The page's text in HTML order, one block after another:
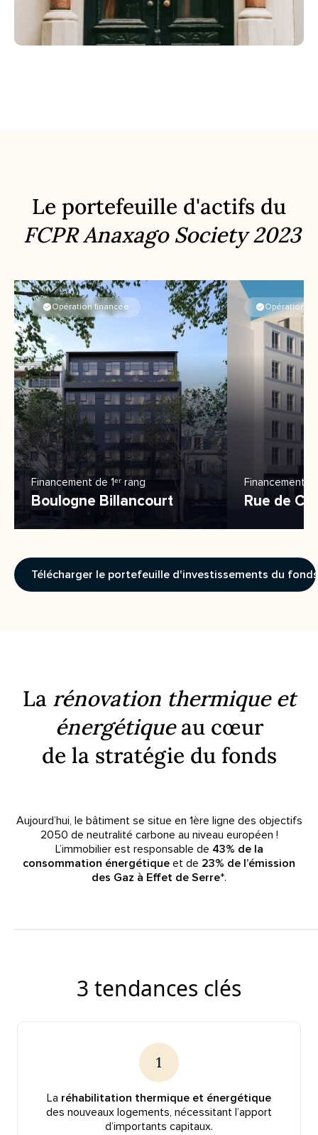
Le portefeuille d'actifs du
FCPR Anaxago Society 2023
Opération financée
Financement de 1ᵉʳ rang
Boulogne Billancourt
Opération
Financement
Rue de
Télécharger le portefeuille d'investissements du fonds
La rénovation thermique et
énergétiqueau cœur
de la stratégie du fonds
Aujourd’hui, le bâtiment se situe en 1ère ligne des objectifs
2050 de neutralité carbone au niveau européen !
L’immobilier est responsable de 43% de la
consommation énergétique et de 23% de l’émission
des Gaz à Effet de Serre*.
3 tendances clés
1
La réhabilitation thermique et énergétique
des nouveaux logements, nécessitant l’apport
d’importants capitaux.